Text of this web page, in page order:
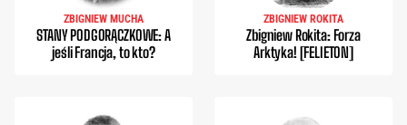
ZBIGNIEW MUCHA
STANY PODGORĄCZKOWE: A
jeśli Francja, to kto?
ZBIGNIEW ROKITA
Zbigniew Rokita: Forza
Arktyka! [FELIETON]